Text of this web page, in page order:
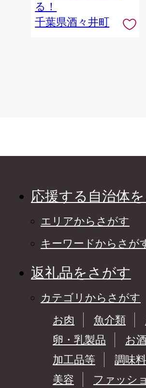
る！
千葉県酒々井町
応援する自治体
エリアからさがす
キーワードからさが
返礼品をさがす
カテゴリからさがす
お肉
魚介類
卵・乳製品
お酒
加工品等
調味料
美容
ファッシ